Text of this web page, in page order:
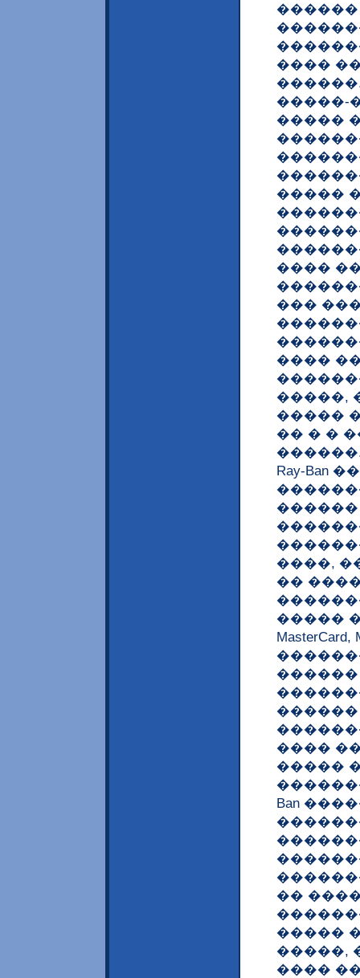
������
����
�����-
�����
�����
����
���
����
�����,
�����
�� � �
Ray-
����,
��
�����
������
������
����
�����
Ban
��
�����
�����,
����